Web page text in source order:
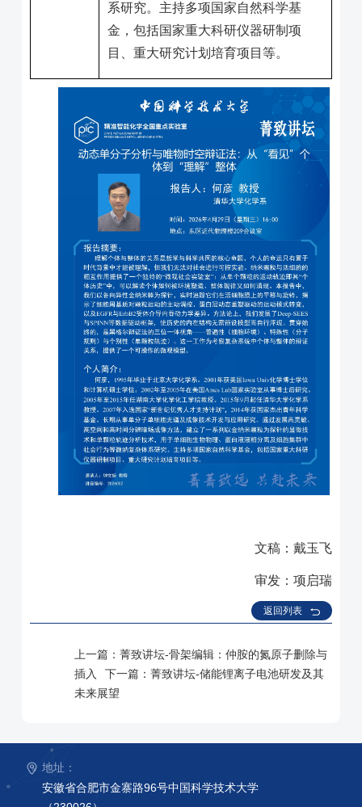
系研究。主持多项国家自然科学基
金，包括国家重大科研仪器研制项
目、重大研究计划培育项目等。
文稿：戴玉飞
审发：项启瑞
返回列表
上一篇： 菁致讲坛-骨架编辑：仲胺的氮原子删除与
插入
下一篇： 菁致讲坛-储能锂离子电池研发及其
未来展望
地址：
安徽省合肥市金寨路96号中国科学技术大学